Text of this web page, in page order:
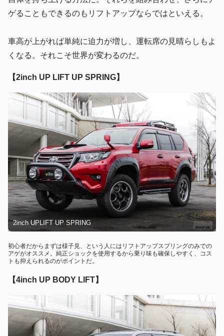
ゲることもできるのもリフトアップならではといえる。
車高が上がれば単純に迫力が増し、運転席の見晴らしもよ
くなる。それこそ世界が変わるのだ。
【2inch UP LIFT UP SPRING】
2inch UPLIFT UP SPRING
初心者だからまずは様子見、という人にはリフトアップスプリングのみでの
アゲがオススメ。純正ショックを使用するから乗り味も確保しやすく、コス
トも抑えられるのがポイントだ。
【4inch UP BODY LIFT】